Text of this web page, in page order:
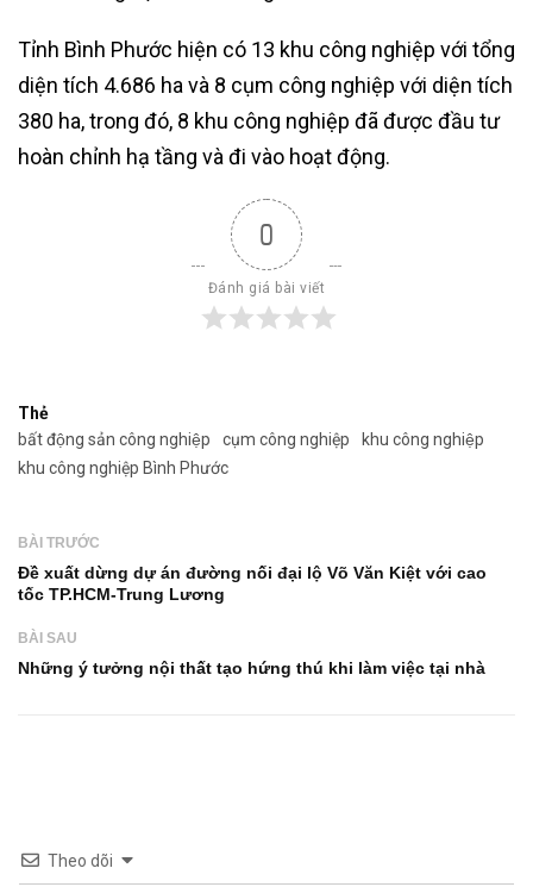
Tỉnh Bình Phước hiện có 13 khu công nghiệp với tổng
diện tích 4.686 ha và 8 cụm công nghiệp với diện tích
380 ha, trong đó, 8 khu công nghiệp đã được đầu tư
hoàn chỉnh hạ tầng và đi vào hoạt động.
0
Đánh giá bài viết
Thẻ
bất động sản công nghiệp
cụm công nghiệp
khu công nghiệp
khu công nghiệp Bình Phước
BÀI TRƯỚC
Đề xuất dừng dự án đường nối đại lộ Võ Văn Kiệt với cao
tốc TP.HCM-Trung Lương
BÀI SAU
Những ý tưởng nội thất tạo hứng thú khi làm việc tại nhà
Theo dõi